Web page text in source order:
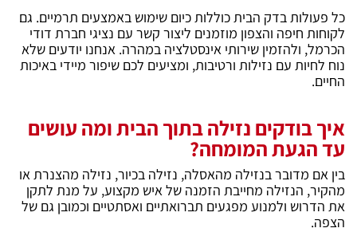
כל פעולות בדק הבית כוללות כיום שימוש באמצעים תרמיים. גם
לקוחות חיפה והצפון מוזמנים ליצור קשר עם נציגי חברת דודי
הכרמל, ולהזמין שירותי אינסטלציה במהרה. אנחנו יודעים שלא
נוח לחיות עם נזילות ורטיבות, ומציעים לכם שיפור מיידי באיכות
החיים.
איך בודקים נזילה בתוך הבית ומה עושים
עד הגעת המומחה?
בין אם מדובר בנזילה מהאסלה, נזילה בכיור, נזילה מהצנרת או
מהקיר, הנזילה מחייבת הזמנה של איש מקצוע, על מנת לתקן
את הדרוש ולמנוע מפגעים תברואתיים ואסתטיים וכמובן גם של
הצפה.